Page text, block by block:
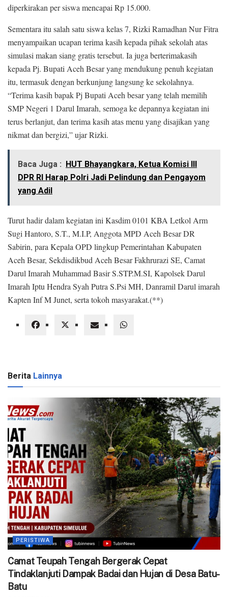
diperkirakan per siswa mencapai Rp 15.000.
Sementara itu salah satu siswa kelas 7, Rizki Ramadhan Nur Fitra
menyampaikan ucapan terima kasih kepada pihak sekolah atas
simulasi makan siang gratis tersebut. Ia juga berterimakasih
kepada Pj. Bupati Aceh Besar yang mendukung penuh kegiatan
itu, termasuk dengan berkunjung langsung ke sekolahnya.
“Terima kasih bapak Pj Bupati Aceh besar yang telah memilih
SMP Negeri 1 Darul Imarah, semoga ke depannya kegiatan ini
terus berlanjut, dan terima kasih atas menu yang disajikan yang
nikmat dan bergizi,” ujar Rizki.
Baca Juga : HUT Bhayangkara, Ketua Komisi III
DPR RI Harap Polri Jadi Pelindung dan Pengayom
yang Adil
Turut hadir dalam kegiatan ini Kasdim 0101 KBA Letkol Arm
Sugi Hantoro, S.T., M.I.P, Anggota MPD Aceh Besar DR
Sabirin, para Kepala OPD lingkup Pemerintahan Kabupaten
Aceh Besar, Sekdisdikbud Aceh Besar Fakhrurazi SE, Camat
Darul Imarah Muhammad Basir S.STP.M.SI, Kapolsek Darul
Imarah Iptu Hendra Syah Putra S.Psi MH, Danramil Darul imarah
Kapten Inf M Junet, serta tokoh masyarakat.(**)
Berita Lainnya
PERISTIWA
Camat Teupah Tengah Bergerak Cepat
Tindaklanjuti Dampak Badai dan Hujan di Desa Batu-
Batu